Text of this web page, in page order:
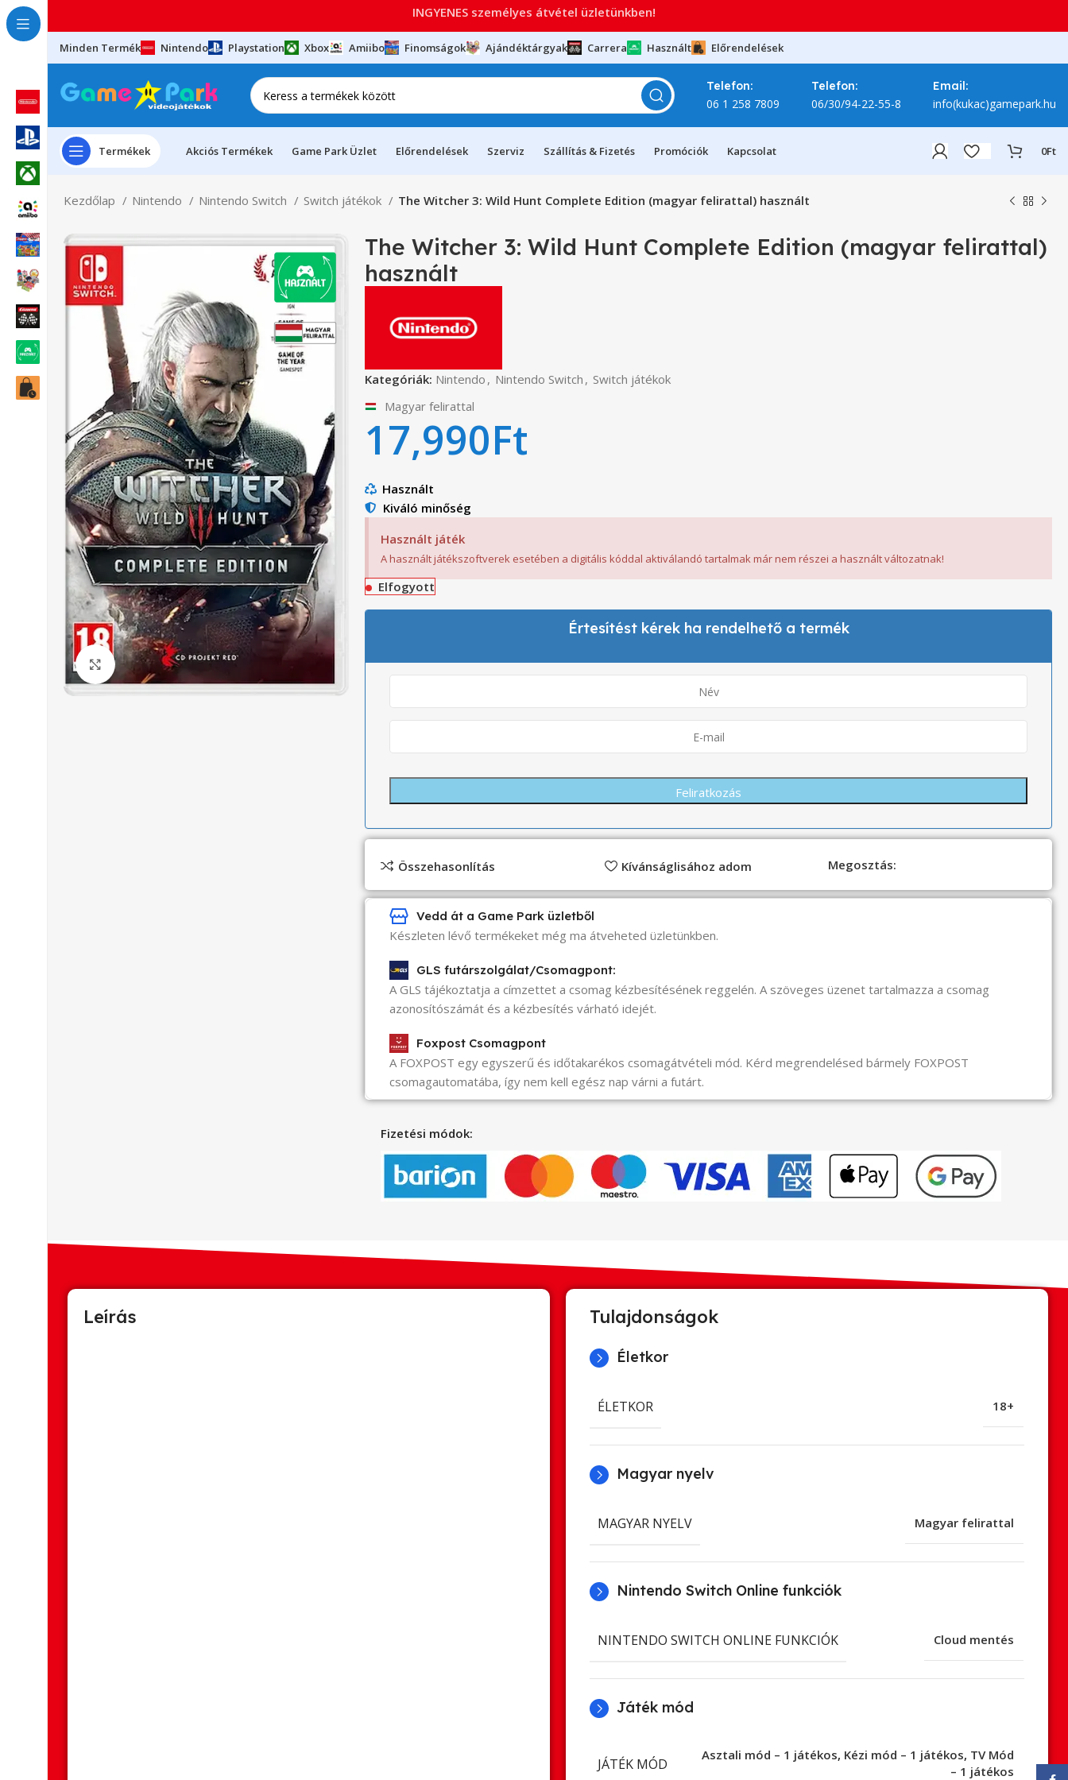
Minden Termék Nintendo Playstation Xbox Amiibo Finomságok Ajándéktárgyak Carrera Használt Előrendelések
Telefon:
06 1 258 7809
Telefon:
06/30/94-22-55-8
Email:
info(kukac)gamepark.hu
Termékek Akciós Termékek Game Park Üzlet Előrendelések Szerviz Szállítás & Fizetés Promóciók Kapcsolat 0Ft
Kezdőlap Nintendo Nintendo Switch Switch játékok The Witcher 3: Wild Hunt Complete Edition (magyar felirattal) használt
Click to enlarge
The Witcher 3: Wild Hunt Complete Edition (magyar felirattal)
használt
Kategóriák: Nintendo , Nintendo Switch , Switch játékok
Magyar felirattal
17,990Ft
Használt
Kiváló minőség
Használt játék
A használt játékszoftverek esetében a digitális kóddal aktiválandó tartalmak már nem részei a használt változatnak!
Elfogyott
Értesítést kérek ha rendelhető a termék
Összehasonlítás Kívánságlisához adom Megosztás:
Vedd át a Game Park üzletből
Készleten lévő termékeket még ma átveheted üzletünkben.
GLS futárszolgálat/Csomagpont:
A GLS tájékoztatja a címzettet a csomag kézbesítésének reggelén. A szöveges üzenet tartalmazza a csomag
azonosítószámát és a kézbesítés várható idejét.
Foxpost Csomagpont
A FOXPOST egy egyszerű és időtakarékos csomagátvételi mód. Kérd megrendelésed bármely FOXPOST
csomagautomatába, így nem kell egész nap várni a futárt.
Fizetési módok:
Leírás Tulajdonságok
Életkor
ÉLETKOR 18+
Magyar nyelv
MAGYAR NYELV Magyar felirattal
Nintendo Switch Online funkciók
NINTENDO SWITCH ONLINE FUNKCIÓK Cloud mentés
Játék mód
JÁTÉK MÓD
Asztali mód – 1 játékos, Kézi mód – 1 játékos, TV Mód
– 1 játékos
INGYENES személyes átvétel üzletünkben!